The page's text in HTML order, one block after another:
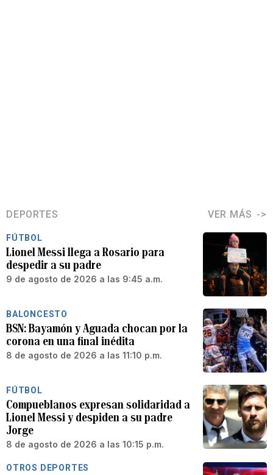
DEPORTES VER MÁS
FÚTBOL
Lionel Messi llega a Rosario para
despedir a su padre
9 de agosto de 2026 a las 9:45 a.m.
BALONCESTO
BSN: Bayamón y Aguada chocan por la
corona en una final inédita
8 de agosto de 2026 a las 11:10 p.m.
FÚTBOL
Compueblanos expresan solidaridad a
Lionel Messi y despiden a su padre
Jorge
8 de agosto de 2026 a las 10:15 p.m.
OTROS DEPORTES